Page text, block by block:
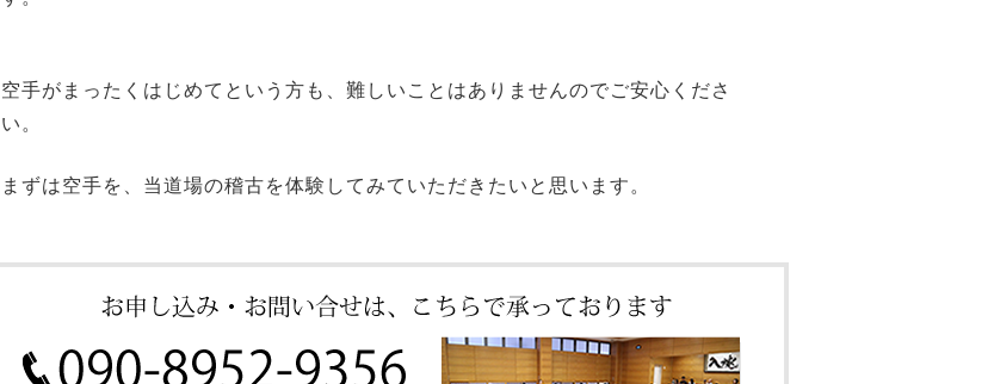
空手がまったくはじめてという方も、難しいことはありませんのでご安心くださ
い。
まずは空手を、当道場の稽古を体験してみていただきたいと思います。